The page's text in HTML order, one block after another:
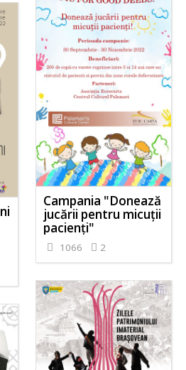
Campania "Donează
jucării pentru micuții
pacienți"
1066 2